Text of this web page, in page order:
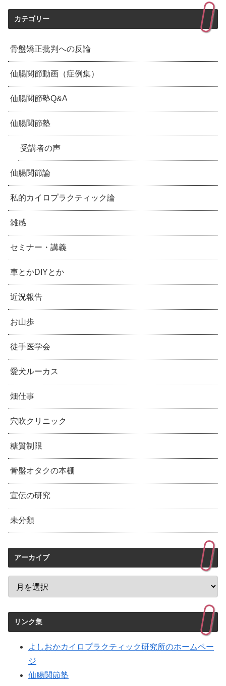
カテゴリー
骨盤矯正批判への反論
仙腸関節動画（症例集）
仙腸関節塾Q&A
仙腸関節塾
受講者の声
仙腸関節論
私的カイロプラクティック論
雑感
セミナー・講義
車とかDIYとか
近況報告
お山歩
徒手医学会
愛犬ルーカス
畑仕事
穴吹クリニック
糖質制限
骨盤オタクの本棚
宣伝の研究
未分類
アーカイブ
リンク集
よしおかカイロプラクティック研究所のホームペー
ジ
仙腸関節塾